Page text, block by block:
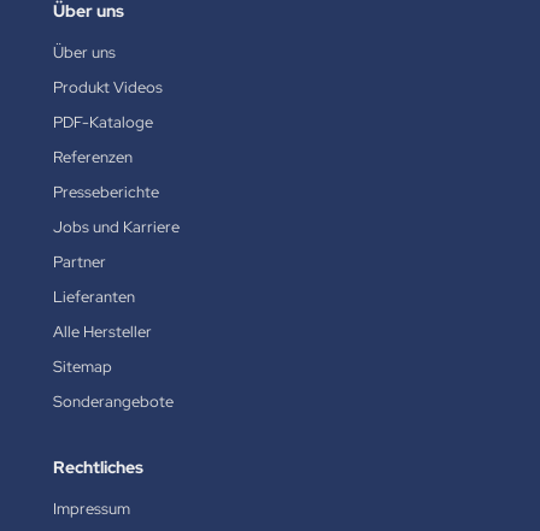
Über uns
Über uns
Produkt Videos
PDF-Kataloge
Referenzen
Presseberichte
Jobs und Karriere
Partner
Lieferanten
Alle Hersteller
Sitemap
Sonderangebote
Rechtliches
Impressum